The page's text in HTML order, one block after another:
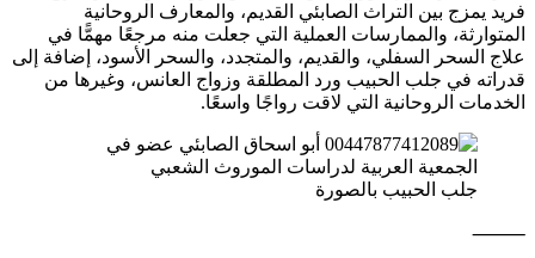
فريد يمزج بين التراث الصابئي القديم، والمعارف الروحانية
المتوارثة، والممارسات العملية التي جعلت منه مرجعًا مهمًّا في
علاج السحر السفلي، والقديم، والمتجدد، والسحر الأسود، إضافة إلى
قدراته في جلب الحبيب ورد المطلقة وزواج العانس، وغيرها من
الخدمات الروحانية التي لاقت رواجًا واسعًا.
جلب الحبيب بالصورة
⸻